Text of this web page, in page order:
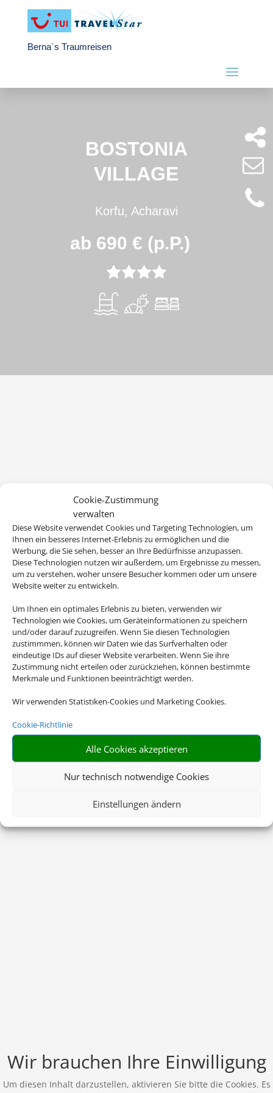
Cookie-Zustimmung
verwalten
Diese Website verwendet Cookies und Targeting Technologien, um
Ihnen ein besseres Internet-Erlebnis zu ermöglichen und die
Werbung, die Sie sehen, besser an Ihre Bedürfnisse anzupassen.
Diese Technologien nutzen wir außerdem, um Ergebnisse zu messen,
um zu verstehen, woher unsere Besucher kommen oder um unsere
Website weiter zu entwickeln.
Um Ihnen ein optimales Erlebnis zu bieten, verwenden wir
Technologien wie Cookies, um Geräteinformationen zu speichern
und/oder darauf zuzugreifen. Wenn Sie diesen Technologien
zustimmmen, können wir Daten wie das Surfverhalten oder
eindeutige IDs auf dieser Website verarbeiten. Wenn Sie ihre
Zustimmung nicht erteilen oder zurückziehen, können bestimmte
Merkmale und Funktionen beeinträchtigt werden.
Wir verwenden Statistiken-Cookies und Marketing Cookies.
Cookie-Richtlinie
Alle Cookies akzeptieren
Nur technisch notwendige Cookies
Einstellungen ändern
Berna´s Traumreisen
BOSTONIA
VILLAGE
Korfu, Acharavi
ab 690 € (p.P.)
Wir brauchen Ihre Einwilligung
Um diesen Inhalt darzustellen, aktivieren Sie bitte die Cookies. Es